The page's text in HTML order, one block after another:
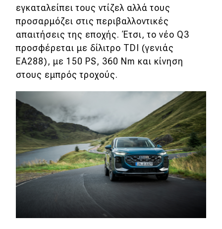
εγκαταλείπει τους ντίζελ αλλά τους
προσαρμόζει στις περιβαλλοντικές
απαιτήσεις της εποχής. Έτσι, το νέο Q3
προσφέρεται με δίλιτρο TDI (γενιάς
ΕΑ288), με 150 PS, 360 Nm και κίνηση
στους εμπρός τροχούς.